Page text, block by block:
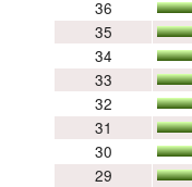
36
35
34
33
32
31
30
29